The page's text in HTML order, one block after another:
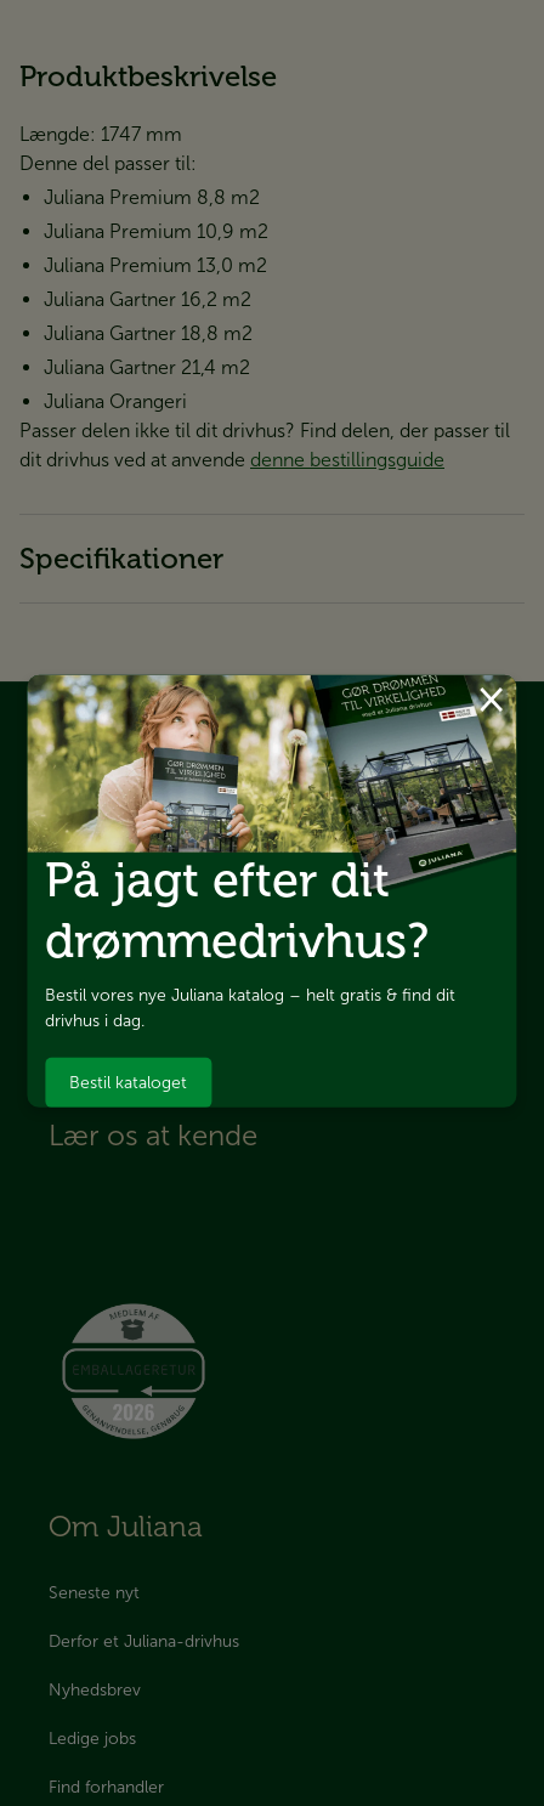
×
På jagt efter dit
drømmedrivhus?
Bestil vores nye Juliana katalog – helt gratis & find dit
drivhus i dag.
Bestil kataloget
Produktbeskrivelse
Længde: 1747 mm
Denne del passer til:
Juliana Premium 8,8 m2
Juliana Premium 10,9 m2
Juliana Premium 13,0 m2
Juliana Gartner 16,2 m2
Juliana Gartner 18,8 m2
Juliana Gartner 21,4 m2
Juliana Orangeri
Passer delen ikke til dit drivhus? Find delen, der passer til
dit drivhus ved at anvende denne bestillingsguide
Specifikationer
Juliana Drivhuse A/S
Sivlandvænget 29
Odense S
CVR: 66030318
66 11 18 11
Send os en e-mail
Lær os at kende
Om Juliana
Seneste nyt
Derfor et Juliana-drivhus
Nyhedsbrev
Ledige jobs
Find forhandler